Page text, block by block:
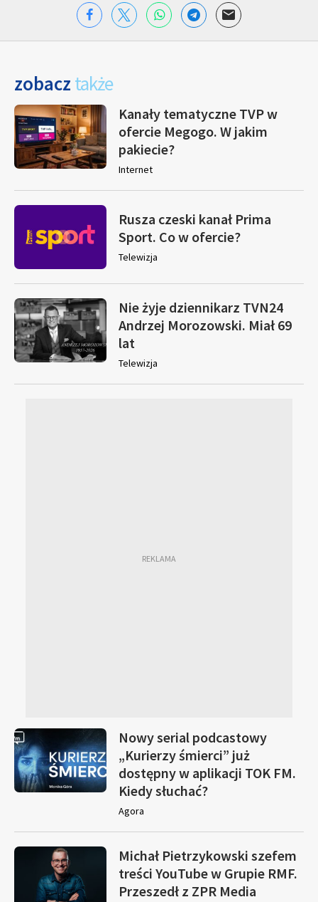
zobacz także
Kanały tematyczne TVP w
ofercie Megogo. W jakim
pakiecie?
Internet
Rusza czeski kanał Prima
Sport. Co w ofercie?
Telewizja
Nie żyje dziennikarz TVN24
Andrzej Morozowski. Miał 69
lat
Telewizja
Nowy serial podcastowy
„Kurierzy śmierci” już
dostępny w aplikacji TOK FM.
Kiedy słuchać?
Agora
Michał Pietrzykowski szefem
treści YouTube w Grupie RMF.
Przeszedł z ZPR Media